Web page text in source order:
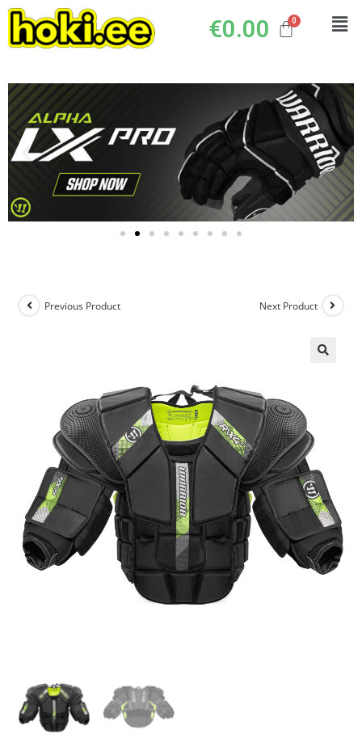
€0.00
Previous Product Next Product